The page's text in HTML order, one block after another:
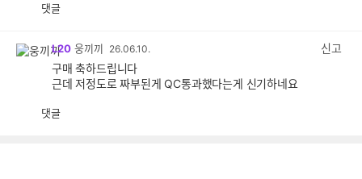
댓글
L20 웅끼끼 26.06.10.
신고
구매 축하드립니다
근데 저정도로 짜부된게 QC통과했다는게 신기하네요
댓글